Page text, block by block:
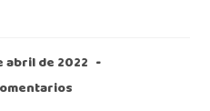
abril de 2022